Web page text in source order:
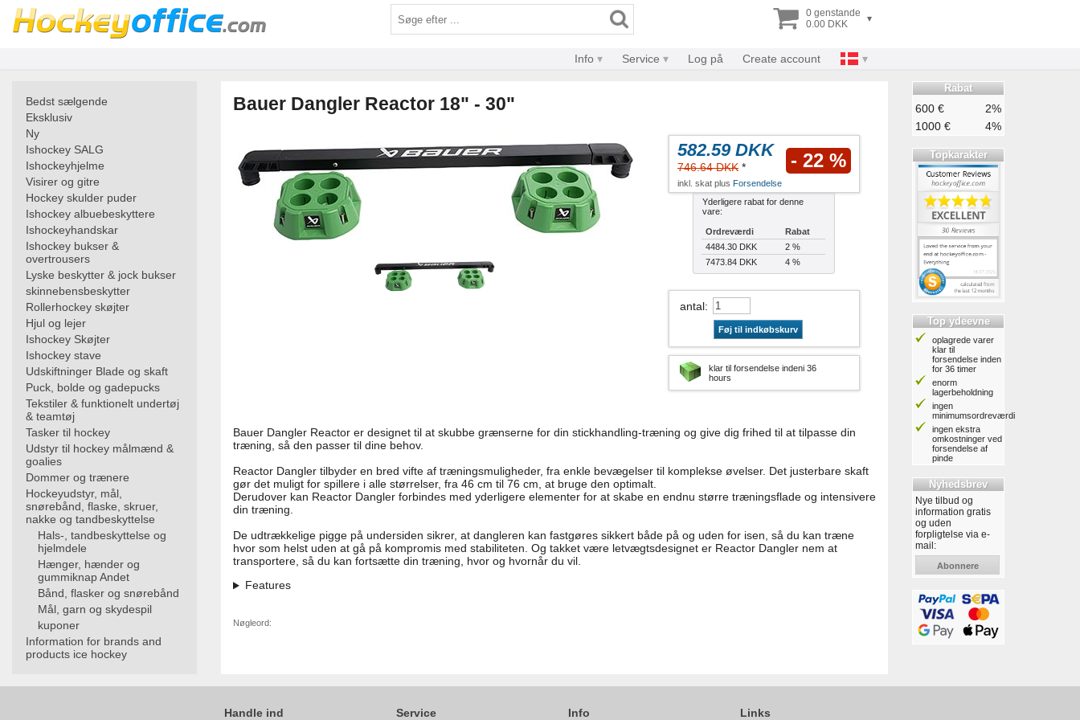
0 genstande
0.00 DKK
▾
Info Service Log på Create account
Bedst sælgende
Eksklusiv
Ny
Ishockey SALG
Ishockeyhjelme
Visirer og gitre
Hockey skulder puder
Ishockey albuebeskyttere
Ishockeyhandskar
Ishockey bukser &
overtrousers
Lyske beskytter & jock bukser
skinnebensbeskytter
Rollerhockey skøjter
Hjul og lejer
Ishockey Skøjter
Ishockey stave
Udskiftninger Blade og skaft
Puck, bolde og gadepucks
Tekstiler & funktionelt undertøj
& teamtøj
Tasker til hockey
Udstyr til hockey målmænd &
goalies
Dommer og trænere
Hockeyudstyr, mål,
snørebånd, flaske, skruer,
nakke og tandbeskyttelse
Hals-, tandbeskyttelse og
hjelmdele
Hænger, hænder og
gummiknap Andet
Bånd, flasker og snørebånd
Mål, garn og skydespil
kuponer
Information for brands and
products ice hockey
Bauer Dangler Reactor 18" - 30"
582.59 DKK
746.64 DKK * - 22 %
inkl. skat plus Forsendelse
Yderligere rabat for denne
vare:
Ordreværdi
Rabat
4484.30 DKK
2 %
7473.84 DKK
4 %
antal:
Føj til indkøbskurv
klar til forsendelse indeni 36
hours
Bauer Dangler Reactor er designet til at skubbe grænserne for din stickhandling-træning og give dig frihed til at tilpasse din
træning, så den passer til dine behov.
Reactor Dangler tilbyder en bred vifte af træningsmuligheder, fra enkle bevægelser til komplekse øvelser. Det justerbare skaft
gør det muligt for spillere i alle størrelser, fra 46 cm til 76 cm, at bruge den optimalt.
Derudover kan Reactor Dangler forbindes med yderligere elementer for at skabe en endnu større træningsflade og intensivere
din træning.
De udtrækkelige pigge på undersiden sikrer, at dangleren kan fastgøres sikkert både på og uden for isen, så du kan træne
hvor som helst uden at gå på kompromis med stabiliteten. Og takket være letvægtsdesignet er Reactor Dangler nem at
transportere, så du kan fortsætte din træning, hvor og hvornår du vil.
Features
Nøgleord:
Rabat
600 €
2%
1000 €
4%
Topkarakter
Top ydeevne
oplagrede varer
klar til
forsendelse inden
for 36 timer
enorm
lagerbeholdning
ingen
minimumsordreværdi
ingen ekstra
omkostninger ved
forsendelse af
pinde
Nyhedsbrev
Nye tilbud og
information gratis
og uden
forpligtelse via e-
mail:
Abonnere
Handle ind Service Info Links